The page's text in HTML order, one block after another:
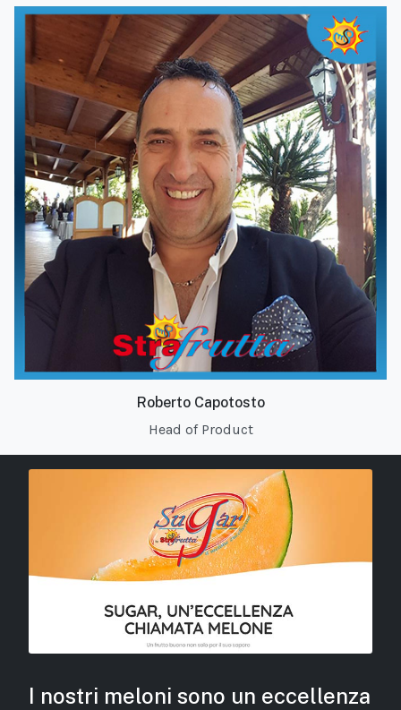
Roberto Capotosto
Head of Product
I nostri meloni sono un eccellenza